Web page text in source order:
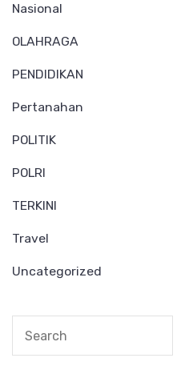
Nasional
OLAHRAGA
PENDIDIKAN
Pertanahan
POLITIK
POLRI
TERKINI
Travel
Uncategorized